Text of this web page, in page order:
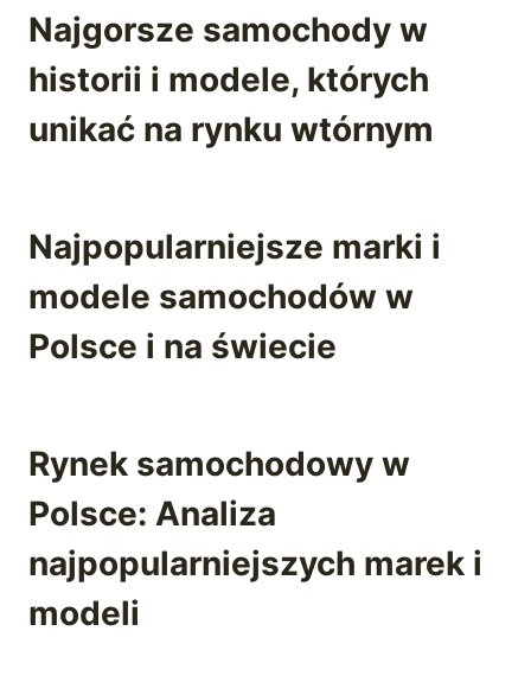
Najgorsze samochody w
historii i modele, których
unikać na rynku wtórnym
Najpopularniejsze marki i
modele samochodów w
Polsce i na świecie
Rynek samochodowy w
Polsce: Analiza
najpopularniejszych marek i
modeli